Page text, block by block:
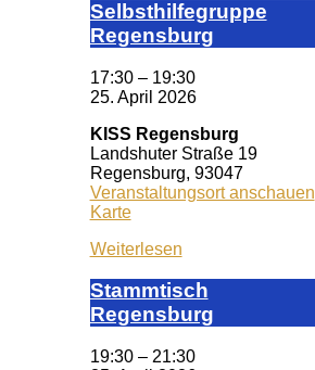
Selbst­hil­fe­grup­pe
Re­gens­burg
17:30 – 19:30
25. April 2026
KISS Regensburg
Landshuter Straße 19
Regensburg, 93047
Veranstaltungsort anschauen
KarteKISS
Weiterlesen
Stamm­tisch
Reg­ens­burg
19:30 – 21:30